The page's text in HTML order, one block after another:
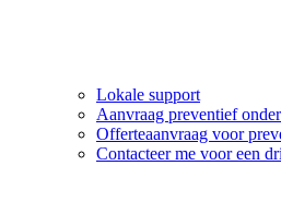
Lokale support
Aanvraag preventief
Offerteaanvraag voor
Contacteer me voor een